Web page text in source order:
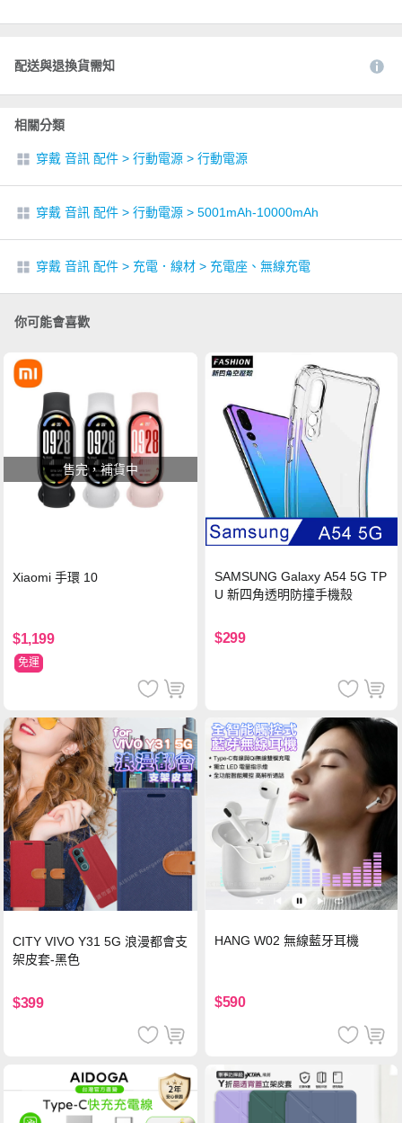
配送與退換貨需知
相關分類
穿戴 音訊 配件 > 行動電源 > 行動電源
穿戴 音訊 配件 > 行動電源 > 5001mAh-10000mAh
穿戴 音訊 配件 > 充電．線材 > 充電座、無線充電
你可能會喜歡
售完，補貨中
Xiaomi 手環 10
$1,199
免運
SAMSUNG Galaxy A54 5G TP
U 新四角透明防撞手機殼
$299
CITY VIVO Y31 5G 浪漫都會支
架皮套-黑色
$399
HANG W02 無線藍牙耳機
$590